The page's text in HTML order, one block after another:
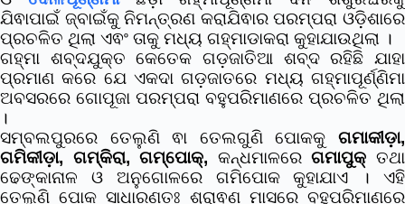
ଯିଵାପାଇଁ ଜ୍ବାଇଁକୁ ନିମନ୍ତ୍ରଣ କରାଯିଵାର ପରମ୍ପରା ଓଡ଼ିଶାରେ
ପ୍ରଚଳିତ ଥିଲା ଏଵଂ ତାକୁ ମଧ୍ୟ ଗହ୍ମାଡାକରା କୁହାଯାଉଥିଲା ।
ଗହ୍ମା ଶବ୍ଦଯୁକ୍ତ କେତେକ ଗଡ଼ଜାତିଆ ଶବ୍ଦ ରହିଛି ଯାହା
ପ୍ରମାଣ କରେ ଯେ ଏକଦା ଗଡ଼ଜାତରେ ମଧ୍ୟ ଗହ୍ମାପୂର୍ଣ୍ଣିମା
ଅବସରରେ ଗୋପୂଜା ପରମ୍ପରା ବହୁପରିମାଣରେ ପ୍ରଚଳିତ ଥିଲା
।
ସମ୍ବଲପୁରରେ ତେଲୁଣି ଵା ତେଲଗୁଣି ପୋକକୁ ଗମାକୀଡ଼ା,
ଗମିକୀଡ଼ା, ଗମ୍‌କିରା, ଗମ୍‌ପୋକ୍, କନ୍ଧମାଳରେଗମାପୁକ୍ ତଥା
ଢେଙ୍କାନାଳ ଓ ଅନୁଗୋଳରେ ଗମିପୋକ କୁହାଯାଏ । ଏହି
ତେଲୁଣି ପୋକ ସାଧାରଣତଃ ଶ୍ରାଵଣ ମାସରେ ବହୁପରିମାଣରେ